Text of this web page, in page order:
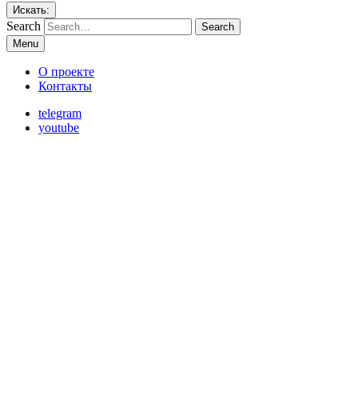
Искать:
Search
Menu
О проекте
Контакты
telegram
youtube